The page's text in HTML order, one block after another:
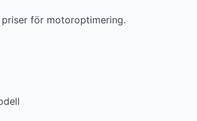
för motoroptimering.